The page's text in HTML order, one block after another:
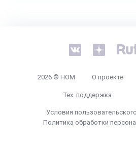
2026 © НОМ О проекте
Тех. поддержка
Условия
Политика обработки